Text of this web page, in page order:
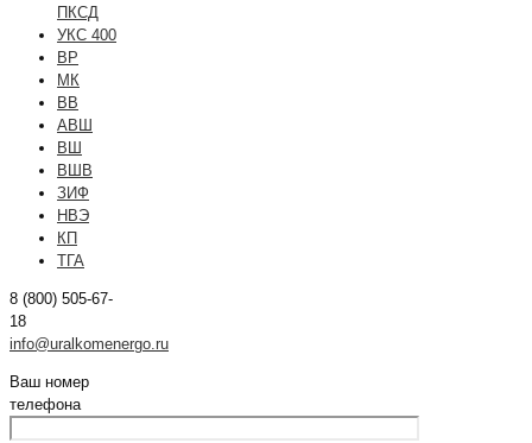
ПКСД
УКС 400
ВР
МК
ВВ
АВШ
ВШ
ВШВ
ЗИФ
НВЭ
КП
ТГА
8 (800) 505-67-
18
info@uralkomenergo.ru
Ваш номер
телефона